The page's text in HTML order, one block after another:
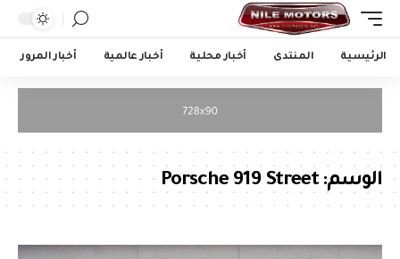
الرئيسية المنتدى أخبار محلية أخبار عالمية أخبار المرور
الوسم:Porsche 919 Street